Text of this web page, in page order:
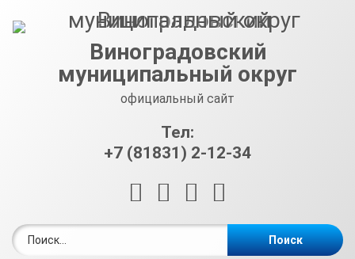
Виноградовский
муниципальный округ
официальный сайт
Тел:
+7 (81831) 2-12-34
RSS E-mailВКонтакте